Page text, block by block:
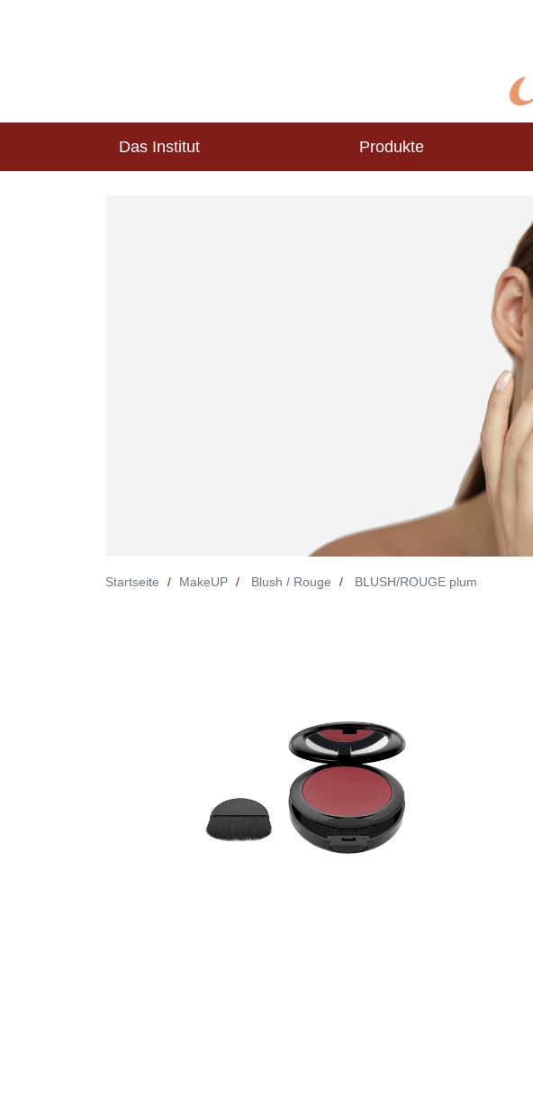
Das Institut Produkte
Startseite MakeUP Blush / Rouge BLUSH/ROUGE plum